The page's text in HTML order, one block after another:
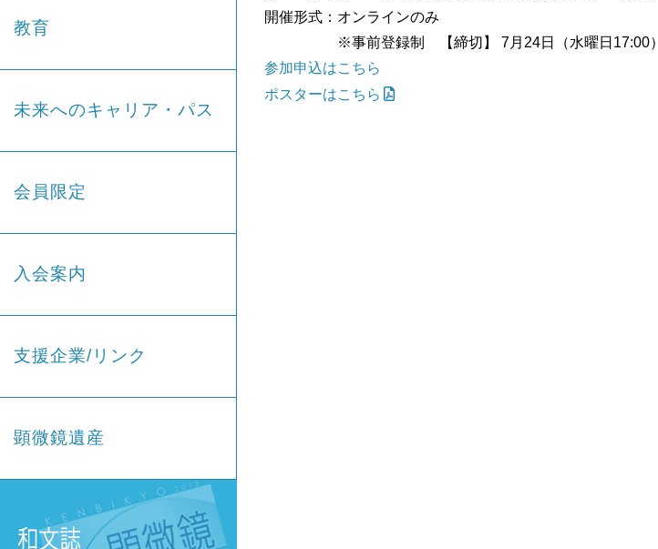
教育
未来へのキャリア・パス
会員限定
入会案内
支援企業/リンク
顕微鏡遺産
開催形式：オンラインのみ
※事前登録制 【締切】 7月24日（水曜日17:00）
参加申込はこちら
ポスターはこちら